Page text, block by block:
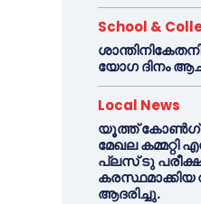
School &
യോഗ ദിനം
Local News
യൂത്ത്
മേഖല
പ്ലസ് ടു
കരസ്ഥമാക്കിയ
ആദരിച്ചു.